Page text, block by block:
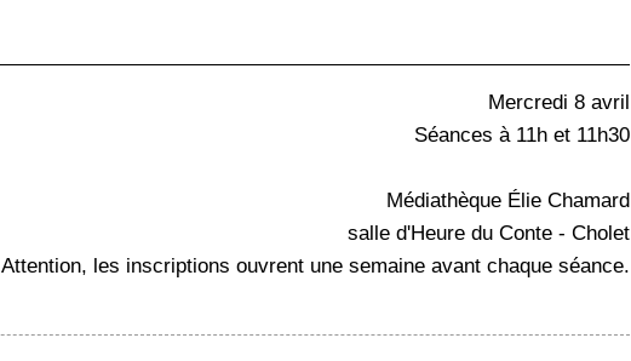
Mercredi 8 avril
Séances à 11h et 11h30
Médiathèque Élie Chamard
salle d'Heure du Conte - Cholet
Attention, les inscriptions ouvrent une semaine avant chaque séance.